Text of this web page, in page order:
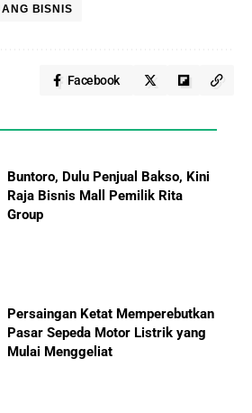
BISNIS
Facebook
Buntoro, Dulu Penjual Bakso, Kini
Raja Bisnis Mall Pemilik Rita
Group
Persaingan Ketat Memperebutkan
Pasar Sepeda Motor Listrik yang
Mulai Menggeliat